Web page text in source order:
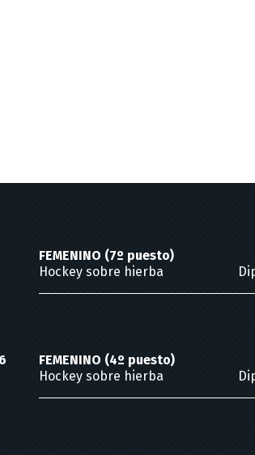
FEMENINO (7º puesto)
Hockey sobre hierba
FEMENINO (4º puesto)
Hockey sobre hierba